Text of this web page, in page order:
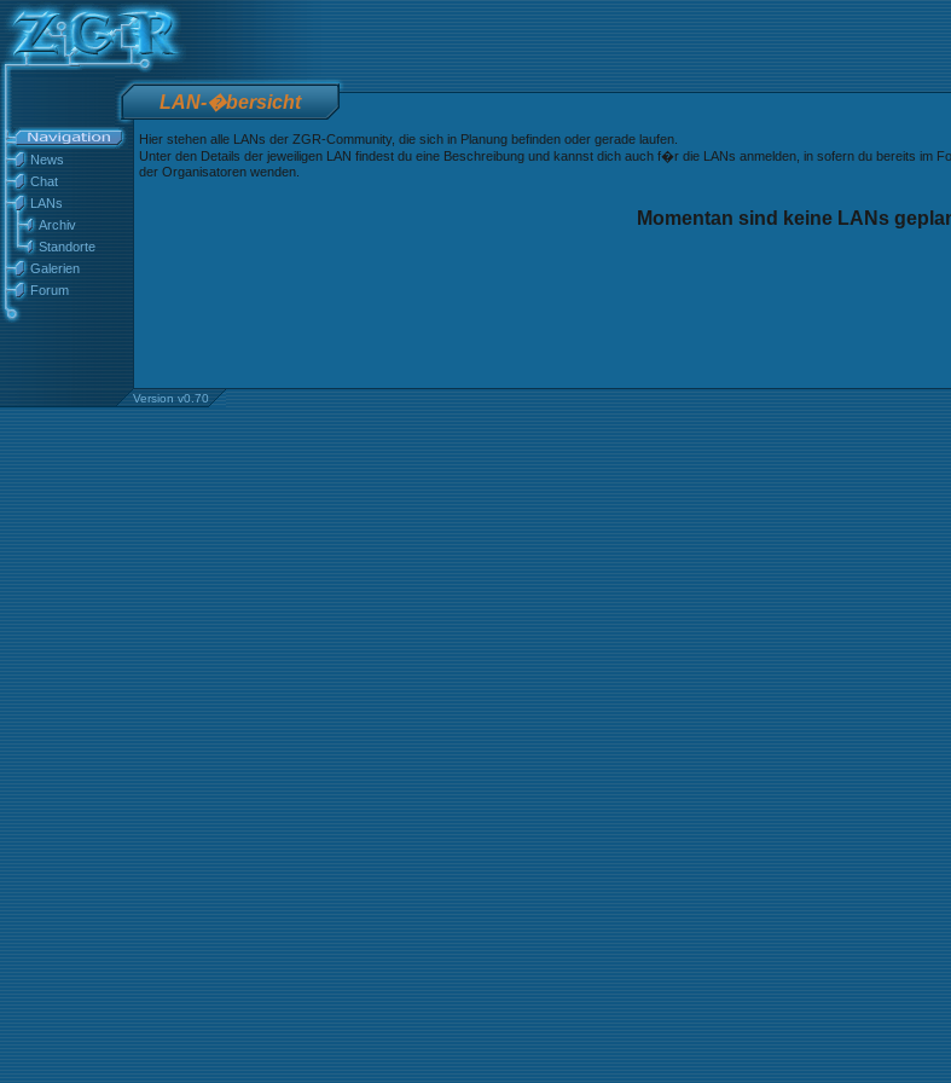
LAN-�bersicht
News
Chat
LANs
Archiv
Standorte
Galerien
Forum
Hier stehen alle LANs der ZGR-Community, die sich in Planung befinden oder gerade laufen.
Unter den Details der jeweiligen LAN findest du eine Beschreibung und kannst dich auch f�r die LANs anmelden, in sofern du bereits im
der Organisatoren wenden.
Momentan sind keine LANs
Version v0.70